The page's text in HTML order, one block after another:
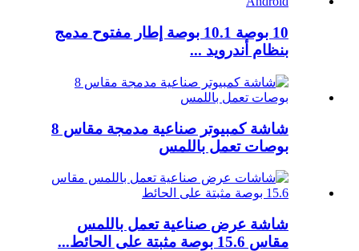
10 بوصة 10.1 بوصة إطار مفتوح مدمج
بنظام أندرويد ...
شاشة كمبيوتر صناعية مدمجة مقاس 8
بوصات تعمل باللمس
شاشة عرض صناعية تعمل باللمس
مقاس 15.6 بوصة مثبتة على الحائط...